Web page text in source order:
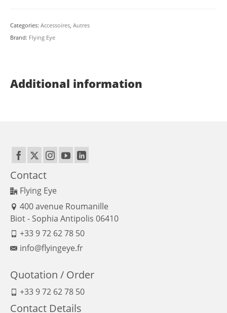
FLYSAFE
quantity
Categories: Accessoires, Autres
Brand: Flying Eye
Additional information
Contact
Flying Eye
400 avenue Roumanille
Biot - Sophia Antipolis 06410
+33 9 72 62 78 50
info@flyingeye.fr
Quotation / Order
+33 9 72 62 78 50
Contact Details